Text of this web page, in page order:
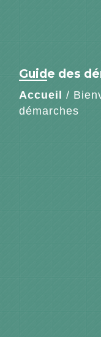
Guide des
Accueil /
démarches